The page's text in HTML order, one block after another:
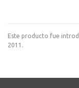
Este producto fue
2011.